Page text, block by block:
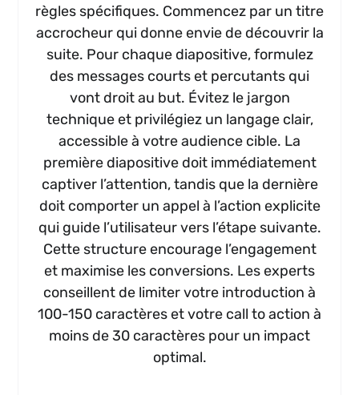
règles spécifiques. Commencez par un titre
accrocheur qui donne envie de découvrir la
suite. Pour chaque diapositive, formulez
des messages courts et percutants qui
vont droit au but. Évitez le jargon
technique et privilégiez un langage clair,
accessible à votre audience cible. La
première diapositive doit immédiatement
captiver l’attention, tandis que la dernière
doit comporter un appel à l’action explicite
qui guide l’utilisateur vers l’étape suivante.
Cette structure encourage l’engagement
et maximise les conversions. Les experts
conseillent de limiter votre introduction à
100-150 caractères et votre call to action à
moins de 30 caractères pour un impact
optimal.